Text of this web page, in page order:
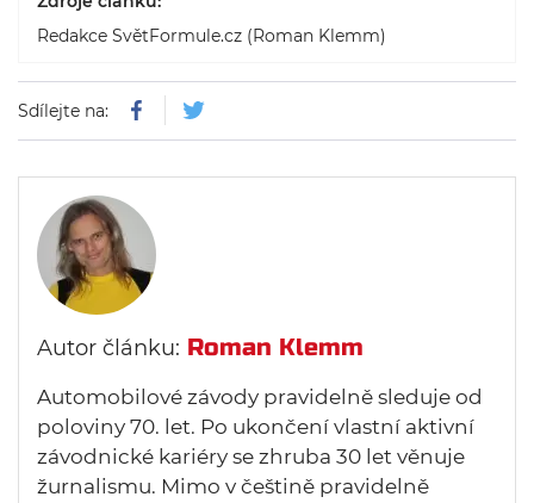
Redakce SvětFormule.cz (Roman Klemm)
Sdílejte na:
Autor článku: Roman Klemm
Automobilové závody pravidelně sleduje od
poloviny 70. let. Po ukončení vlastní aktivní
závodnické kariéry se zhruba 30 let věnuje
žurnalismu. Mimo v češtině pravidelně